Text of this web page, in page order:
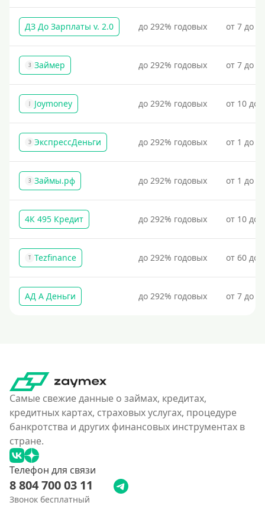
По ИНН
По загранпаспорту
По военному билету
По водительскому удостоверению
Без СНИЛСа
Без паспорта
Без фото
Без справок и поручителей
Без посредников
Под 1 %
В рассрочку
С ежемесячным платежом
Бесплатно
Под низкий процент
Без процентов
Первый кредит без переплаты
Без процентов на 30 дней
ДЗ До Зарплаты v. 2.0 до 292% годовых от 7 до
З Займер до 292% годовых от 7 до
J Joymoney до 292% годовых от 10 до
Э ЭкспрессДеньги до 292% годовых от 1 до
З Займы.рф до 292% годовых от 1 до
4К 495 Кредит до 292% годовых от 10 до
T Tezfinance до 292% годовых от 60 до
АД А Деньги до 292% годовых от 7 до
Самые свежие данные о займах, кредитах,
кредитных картах, страховых услугах, процедуре
банкротства и других финансовых инструментах в
стране.
Телефон для связи
8 804 700 03 11
Звонок бесплатный